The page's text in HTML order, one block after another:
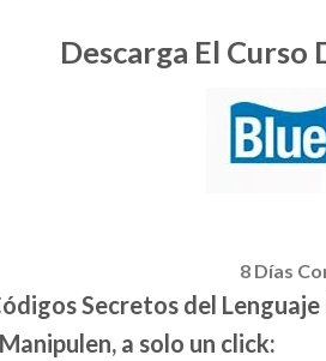
Descarga El Curso
8 Días
Secretos del
a solo un click: